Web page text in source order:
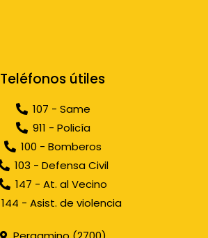
Teléfonos útiles
107 - Same
911 - Policía
100 - Bomberos
103 - Defensa Civil
147 - At. al Vecino
144 - Asist. de violencia